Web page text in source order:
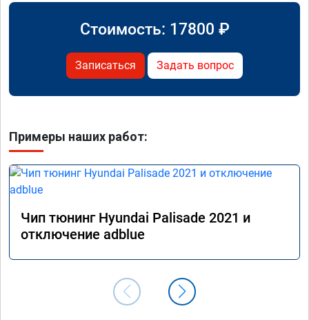
Стоимость: 17800 ₽
Записаться Задать вопрос
Примеры наших работ:
Чип тюнинг Hyundai Palisade 2021 и
отключение adblue